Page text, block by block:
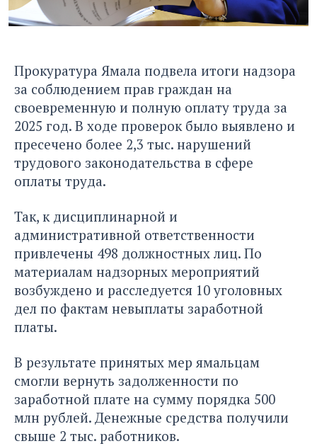
Прокуратура Ямала подвела итоги надзора
за соблюдением прав граждан на
своевременную и полную оплату труда за
2025 год. В ходе проверок было выявлено и
пресечено более 2,3 тыс. нарушений
трудового законодательства в сфере
оплаты труда.
Так, к дисциплинарной и
административной ответственности
привлечены 498 должностных лиц. По
материалам надзорных мероприятий
возбуждено и расследуется 10 уголовных
дел по фактам невыплаты заработной
платы.
В результате принятых мер ямальцам
смогли вернуть задолженности по
заработной плате на сумму порядка 500
млн рублей. Денежные средства получили
свыше 2 тыс. работников.